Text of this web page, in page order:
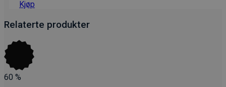
Kjøp
Relaterte produkter
60 %